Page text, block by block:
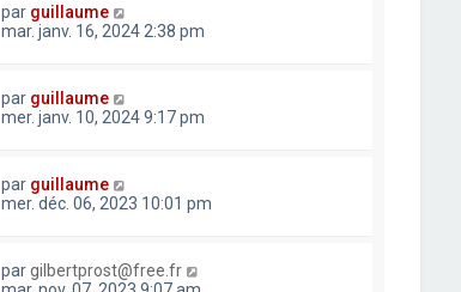
par guillaume
mar. janv. 16, 2024 2:38 pm
par guillaume
mer. janv. 10, 2024 9:17 pm
par guillaume
mer. déc. 06, 2023 10:01 pm
pargilbertprost@free.fr